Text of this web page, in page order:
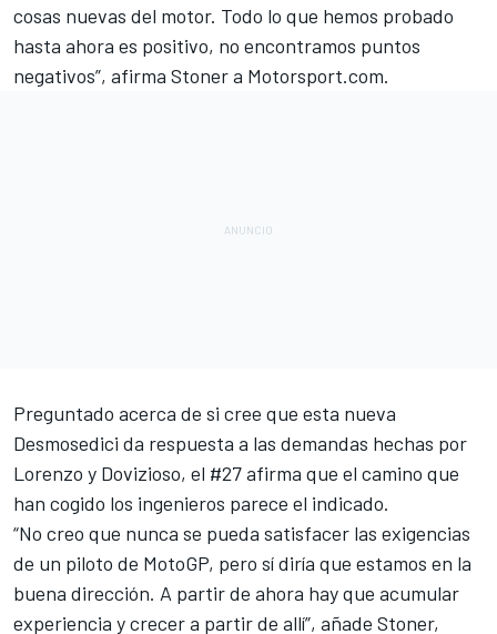
cosas nuevas del motor. Todo lo que hemos probado
hasta ahora es positivo, no encontramos puntos
negativos”, afirma Stoner a Motorsport.com.
Preguntado acerca de si cree que esta nueva
Desmosedici da respuesta a las demandas hechas por
Lorenzo y Dovizioso, el #27 afirma que el camino que
han cogido los ingenieros parece el indicado.
“No creo que nunca se pueda satisfacer las exigencias
de un piloto de MotoGP, pero sí diría que estamos en la
buena dirección. A partir de ahora hay que acumular
experiencia y crecer a partir de allí”, añade Stoner,